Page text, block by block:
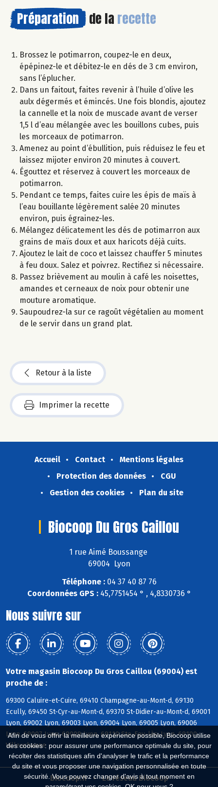
Afin de vous offrir la meilleure expérience possible, Biocoop utilise
des cookies : pour assurer une performance optimale du site, pour
récolter des statistiques afin d'analyser le trafic et la performance
du site et vous proposer une navigation personnalisée en toute
sécurité. Vous pouvez changer d'avis à tout moment en
Préparation de la recette
Brossez le potimarron, coupez-le en deux,
épépinez-le et débitez-le en dés de 3 cm environ,
sans l’éplucher.
Dans un faitout, faites revenir à l’huile d’olive les
aulx dégermés et émincés. Une fois blondis, ajoutez
la cannelle et la noix de muscade avant de verser
1,5 l d’eau mélangée avec les bouillons cubes, puis
les morceaux de potimarron.
Amenez au point d’ébullition, puis réduisez le feu et
laissez mijoter environ 20 minutes à couvert.
Égouttez et réservez à couvert les morceaux de
potimarron.
Pendant ce temps, faites cuire les épis de maïs à
l’eau bouillante légèrement salée 20 minutes
environ, puis égrainez-les.
Mélangez délicatement les dés de potimarron aux
grains de maïs doux et aux haricots déjà cuits.
Ajoutez le lait de coco et laissez chauffer 5 minutes
à feu doux. Salez et poivrez. Rectifiez si nécessaire.
Passez brièvement au moulin à café les noisettes,
amandes et cerneaux de noix pour obtenir une
mouture aromatique.
Saupoudrez-la sur ce ragoût végétalien au moment
de le servir dans un grand plat.
Retour à la liste
Imprimer la recette
Accueil Contact
Mentions légales
Protection des données
CGU
Gestion des cookies
Plan du site
Biocoop Du Gros Caillou
1 rue Aimé Boussange
69004 Lyon
Téléphone :04 37 40 87 76
Coordonnées GPS :45,7751454 ° , 4,8330736 °
Nous suivre sur
Votre magasin Biocoop Du Gros Caillou (69004) est
proche de :
69300 Caluire-et-Cuire, 69410 Champagne-au-Mont-d, 69130
Ecully, 69450 St-Cyr-au-Mont-d, 69370 St-Didier-au-Mont-d, 69001
Lyon, 69002 Lyon, 69003 Lyon, 69004 Lyon, 69005 Lyon, 69006
Lyon, 69007 Lyon, 69009 Lyon, 69110 Ste-Foy-lès-Lyon, 69100
Villeurbanne
Biocoop.fr Le réseau Biocoop